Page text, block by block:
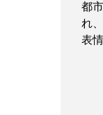
都
れ
表